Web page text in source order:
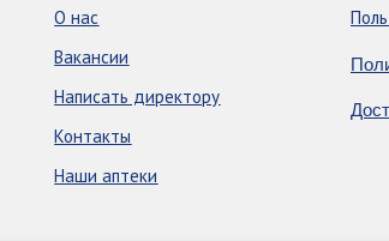
О нас
Вакансии
Написать директору
Контакты
Наши аптеки